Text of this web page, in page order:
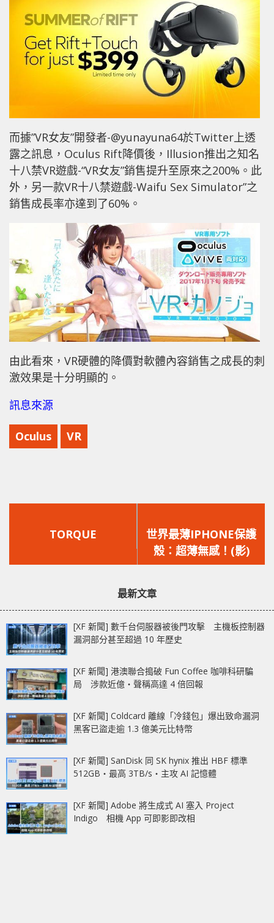
而據”VR女友”開發者-@yunayuna64於Twitter上透
露之訊息，Oculus Rift降價後，Illusion推出之知名
十八禁VR遊戲-“VR女友”銷售提升至原來之200%。此
外，另一款VR十八禁遊戲-Waifu Sex Simulator”之
銷售成長率亦達到了60%。
由此看來，VR硬體的降價對軟體內容銷售之成長的刺
激效果是十分明顯的。
訊息來源
Oculus VR
一
文
TORQUE
一
篇
文
世界最薄IPHONE保護
殼：超薄無感！(影)
最新文章
[XF 新聞] 數千台伺服器被後門攻擊 主機板控制器
漏洞部分甚至超過 10 年歷史
[XF 新聞] 港澳聯合搗破 Fun Coffee 咖啡科研騙
局 涉款近億‧聲稱高達 4 倍回報
[XF 新聞] Coldcard 離線「冷錢包」爆出致命漏洞
黑客已盜走逾 1.3 億美元比特幣
[XF 新聞] SanDisk 同 SK hynix 推出 HBF 標準
512GB‧最高 3TB/s‧主攻 AI 記憶體
[XF 新聞] Adobe 將生成式 AI 塞入 Project
Indigo 相機 App 可即影即改相